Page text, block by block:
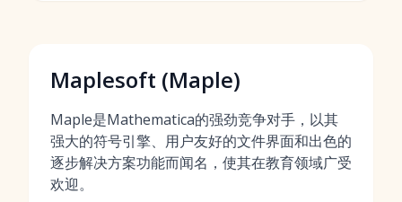
Maplesoft (Maple)
Maple是Mathematica的强劲竞争对手，以其
强大的符号引擎、用户友好的文件界面和出色的
逐步解决方案功能而闻名，使其在教育领域广受
欢迎。